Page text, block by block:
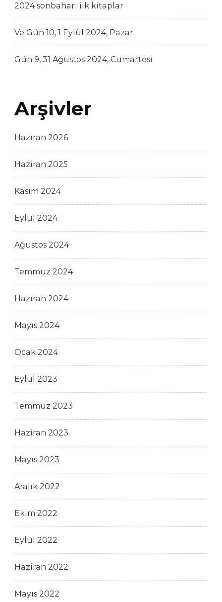
2024 sonbaharı ilk kitaplar
Ve Gün 10, 1 Eylül 2024, Pazar
Gün 9, 31 Ağustos 2024, Cumartesi
Arşivler
Haziran 2026
Haziran 2025
Kasım 2024
Eylül 2024
Ağustos 2024
Temmuz 2024
Haziran 2024
Mayıs 2024
Ocak 2024
Eylül 2023
Temmuz 2023
Haziran 2023
Mayıs 2023
Aralık 2022
Ekim 2022
Eylül 2022
Haziran 2022
Mayıs 2022